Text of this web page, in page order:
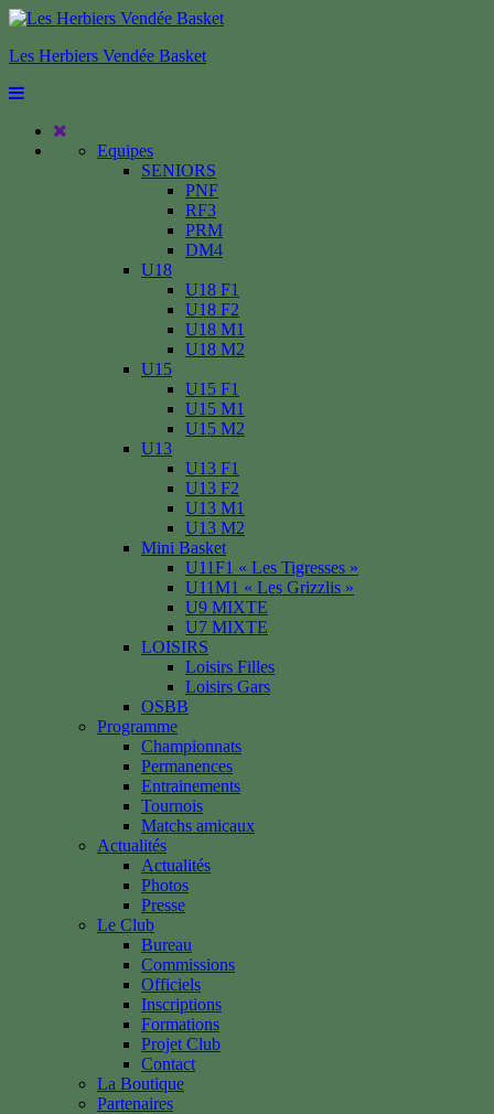
Les Herbiers Vendée Basket
Equipes
SENIORS
PNF
RF3
PRM
DM4
U18
U18 F1
U18 F2
U18 M1
U18 M2
U15
U15 F1
U15 M1
U15 M2
U13
U13 F1
U13 F2
U13 M1
U13 M2
Mini Basket
U11F1 « Les Tigresses »
U11M1 « Les Grizzlis »
U9 MIXTE
U7 MIXTE
LOISIRS
Loisirs Filles
Loisirs Gars
OSBB
Programme
Championnats
Permanences
Entrainements
Tournois
Matchs amicaux
Actualités
Actualités
Photos
Presse
Le Club
Bureau
Commissions
Officiels
Inscriptions
Formations
Projet Club
Contact
La Boutique
Partenaires